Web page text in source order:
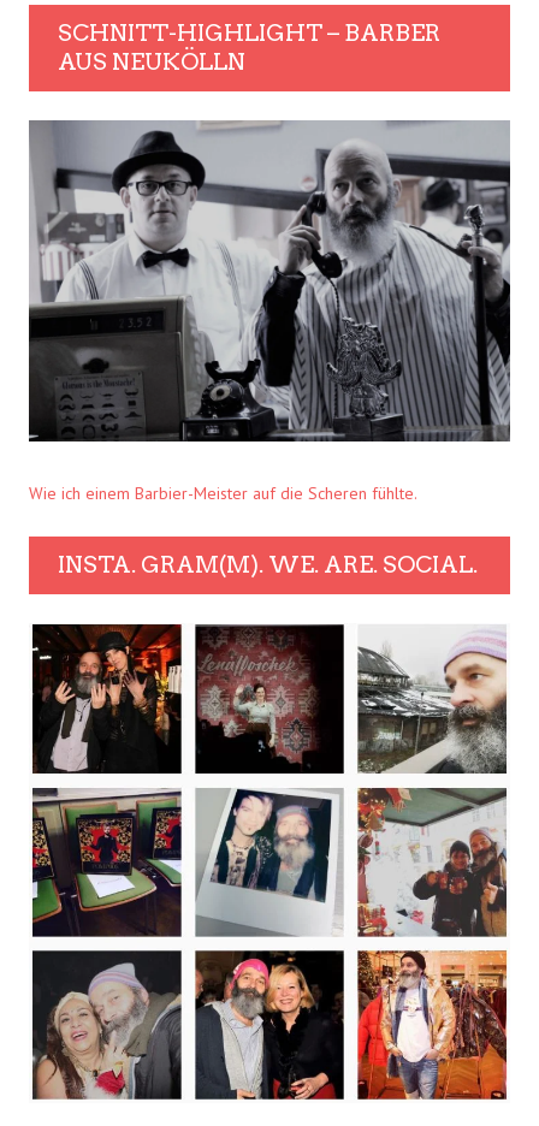
SCHNITT-HIGHLIGHT – BARBER
AUS NEUKÖLLN
Wie ich einem Barbier-Meister auf die Scheren fühlte.
INSTA. GRAM(M). WE. ARE. SOCIAL.